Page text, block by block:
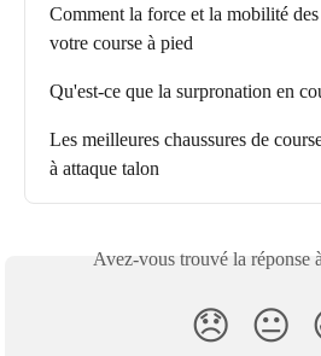
Comment la force et la mobilité
votre course à pied
Qu'est-ce que la surpronation en
Les meilleures chaussures de
à attaque talon
Avez-vous trouvé la réponse
😞 😐